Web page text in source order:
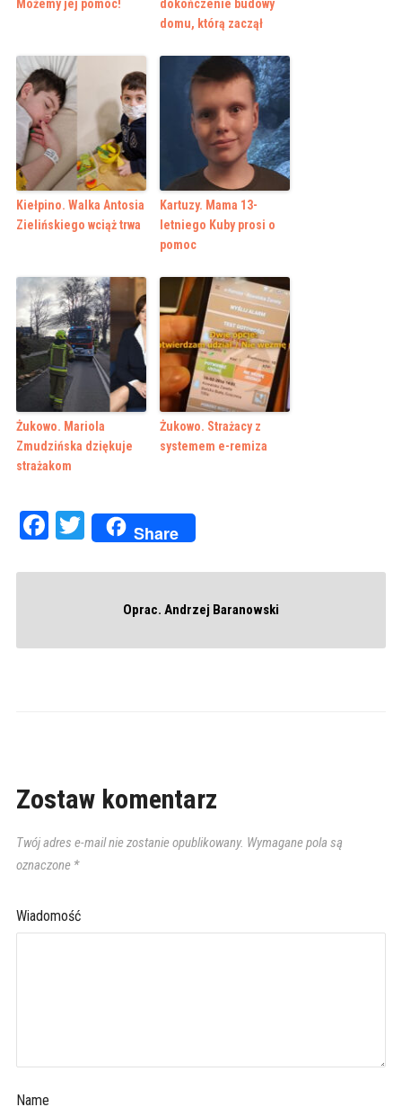
Możemy jej pomóc!
dokończenie budowy
domu, którą zaczął
Kiełpino. Walka Antosia
Zielińskiego wciąż trwa
Kartuzy. Mama 13-
letniego Kuby prosi o
pomoc
Żukowo. Mariola
Zmudzińska dziękuje
strażakom
Żukowo. Strażacy z
systemem e-remiza
Facebook
Twitter
Share
Oprac. Andrzej Baranowski
Zostaw komentarz
Twój adres e-mail nie zostanie opublikowany. Wymagane pola są
oznaczone *
Wiadomość
Name